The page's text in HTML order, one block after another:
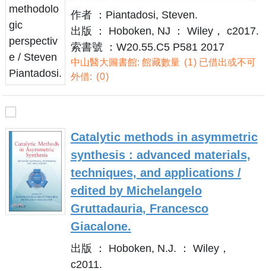
作者 ：Piantadosi, Steven.
出版 ： Hoboken, NJ ： Wiley， c2017.
索書號 ：W20.55.C5 P581 2017
中山醫大圖書館: 館藏數量 1 已借出或不可
外借:
0
Catalytic methods in asymmetric
synthesis : advanced materials,
techniques, and applications /
edited by Michelangelo
Gruttadauria, Francesco
Giacalone.
出版 ： Hoboken, N.J. ： Wiley，
c2011.